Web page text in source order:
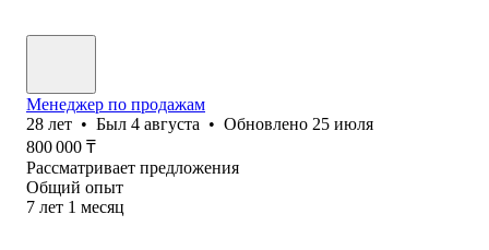
Менеджер по продажам
28 лет • Был 4 августа • Обновлено 25 июля
800 000 ₸
Рассматривает предложения
Общий опыт
7 лет 1 месяц